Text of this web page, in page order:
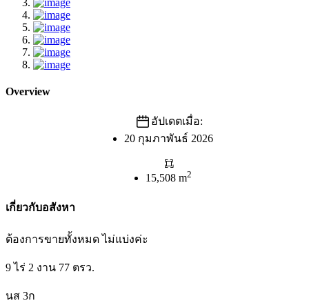
Overview
อัปเดตเมื่อ:
20 กุมภาพันธ์ 2026
15,508 m2
เกี่ยวกับอสังหา
ต้องการขายทั้งหมด ไม่แบ่งค่ะ
9 ไร่ 2 งาน 77 ตรว.
นส 3ก